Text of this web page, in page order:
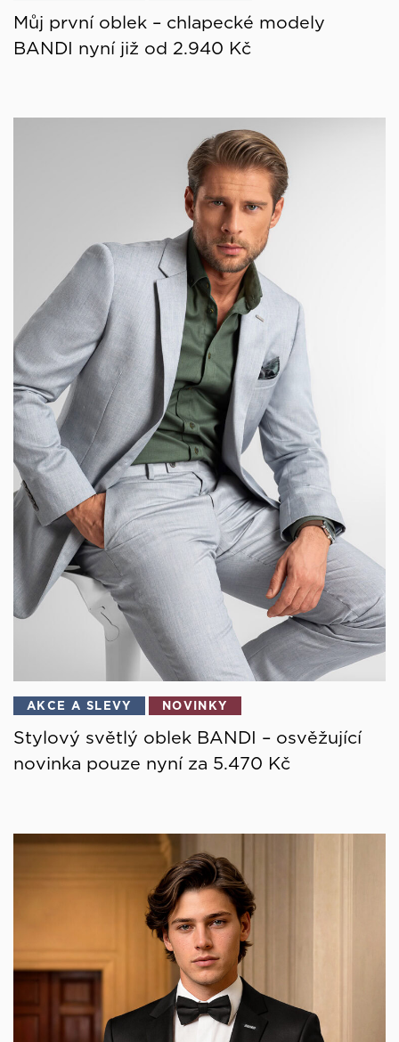
Můj první oblek – chlapecké modely
BANDI nyní již od 2.940 Kč
AKCE A SLEVY NOVINKY
Stylový světlý oblek BANDI – osvěžující
novinka pouze nyní za 5.470 Kč